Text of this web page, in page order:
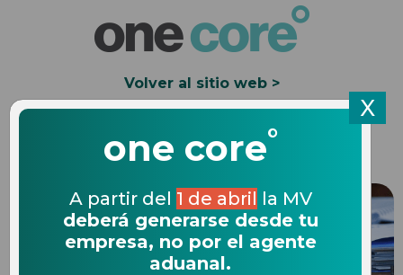
Volver al sitio web >
Solicita una Demo
X
one core°
A partir del 1 de abril la MV
deberá generarse desde tu
empresa, no por el agente
aduanal.